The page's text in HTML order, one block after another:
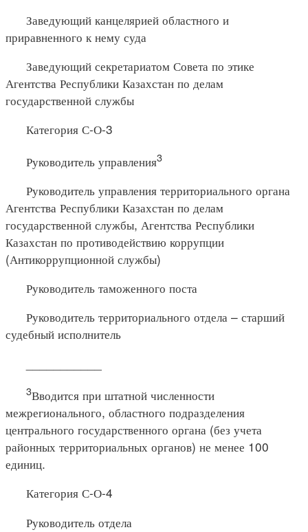
Заведующий канцелярией областного и
приравненного к нему суда
Заведующий секретариатом Совета по этике
Агентства Республики Казахстан по делам
государственной службы
Категория С-О-3
Руководитель управления3
Руководитель управления территориального органа
Агентства Республики Казахстан по делам
государственной службы, Агентства Республики
Казахстан по противодействию коррупции
(Антикоррупционной службы)
Руководитель таможенного поста
Руководитель территориального отдела – старший
судебный исполнитель
3Вводится при штатной численности
межрегионального, областного подразделения
центрального государственного органа (без учета
районных территориальных органов) не менее 100
единиц.
Категория С-О-4
Руководитель отдела